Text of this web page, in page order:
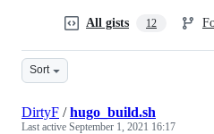
All gists 12
Sort
DirtyF /hugo_build.sh
Last active September 1, 2021 16:17